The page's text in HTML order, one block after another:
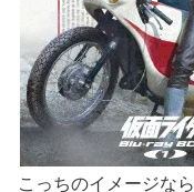
こっちのイメージなら